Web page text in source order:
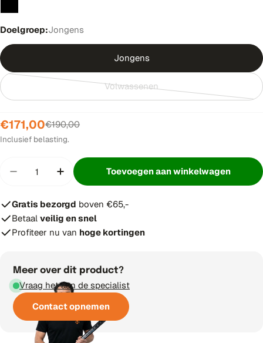
Doelgroep:Jongens
Jongens
Volwassenen
Variant
Verkoopprijs
€171,00
Normale
prijs
€190,00
Inclusief belasting.
Hoeveelheid verminderen voor The Indian
Verhoog aantal voor The Indian
Toevoegen aan winkelwagen
Gratis bezorgd boven €65,-
Betaal veilig en snel
Profiteer nu van hoge kortingen
Meer over dit product?
Vraag het aan de specialist
Contact opnemen